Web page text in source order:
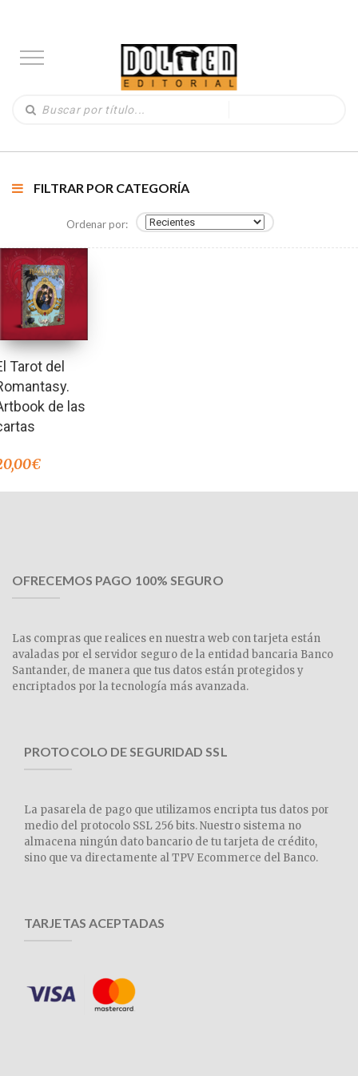
FILTRAR POR CATEGORÍA
Ordenar por:
Tarot del
de las
€
OFRECEMOS PAGO 100% SEGURO
Las compras que realices en nuestra web con tarjeta están
avaladas por el servidor seguro de la entidad bancaria Banco
Santander, de manera que tus datos están protegidos y
encriptados por la tecnología más avanzada.
PROTOCOLO DE SEGURIDAD SSL
La pasarela de pago que utilizamos encripta tus datos por
medio del protocolo SSL 256 bits. Nuestro sistema no
almacena ningún dato bancario de tu tarjeta de crédito,
sino que va directamente al TPV Ecommerce del Banco.
TARJETAS ACEPTADAS